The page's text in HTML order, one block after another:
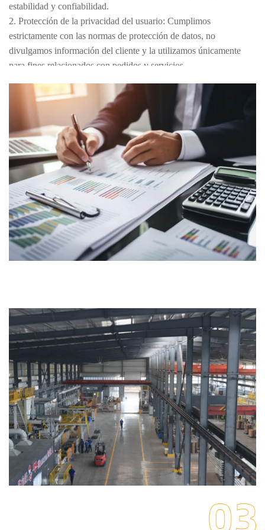
estabilidad y confiabilidad.
2. Protección de la privacidad del usuario: Cumplimos
estrictamente con las normas de protección de datos, no
divulgamos información del cliente y la utilizamos únicamente
para fines relacionados con pedidos y servicios.
profesional y respuesta posventa, y responderemos a las
necesidades del cliente dentro de las 24 horas.
4. Declaración de cumplimiento legal: Todos los términos
cumplen con las leyes y regulaciones comerciales chinas e
internacionales pertinentes, y se implementarán de manera justa e
imparcial.
5. Revisión y actualización de los términos y condiciones: evaluar
y actualizar periódicamente los términos y condiciones, y notificar
a los clientes sobre los cambios a través del sitio web oficial y el
correo electrónico.